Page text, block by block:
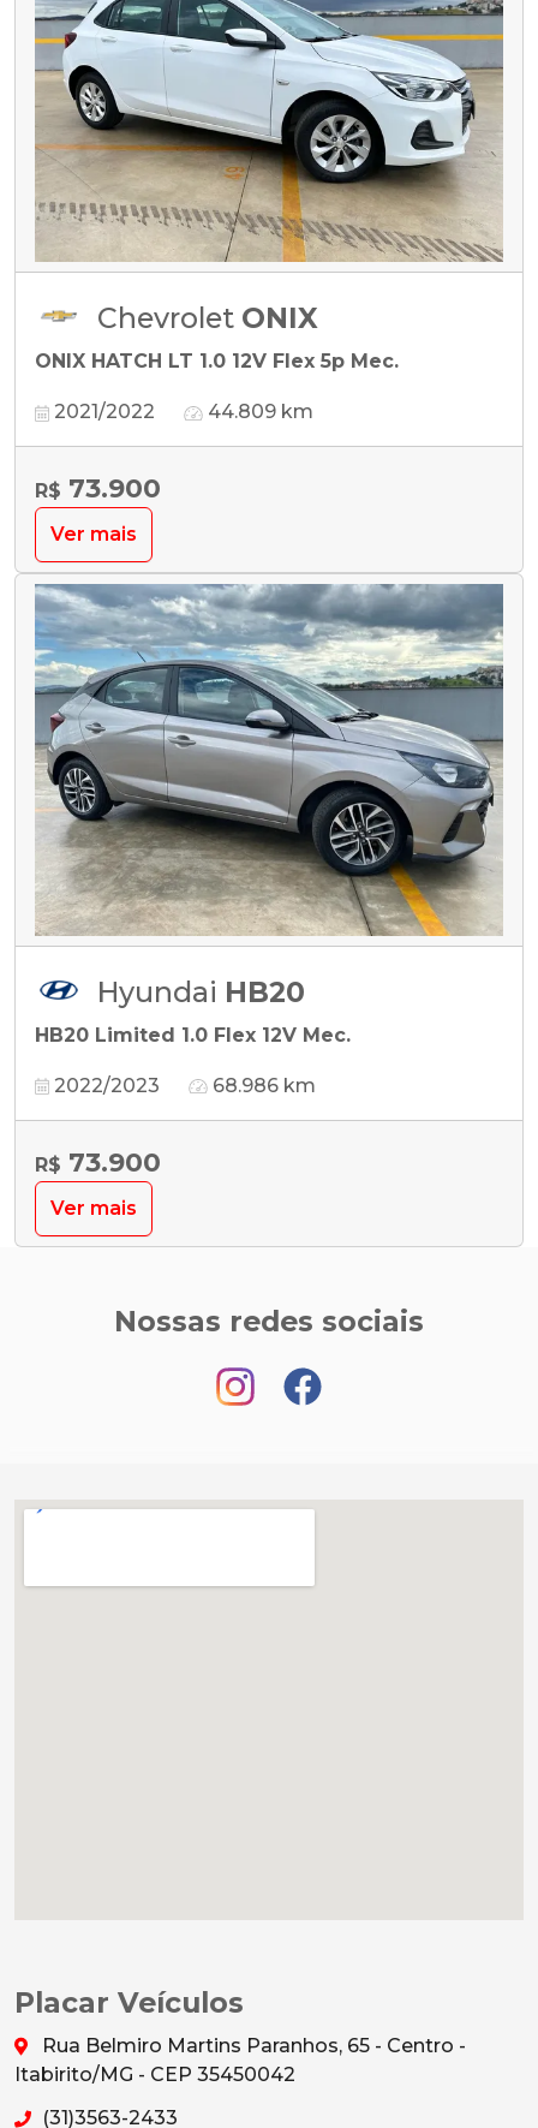
Chevrolet ONIX
ONIX HATCH LT 1.0 12V Flex 5p Mec.
2021/2022 44.809 km
R$ 73.900
Ver mais
Hyundai HB20
HB20 Limited 1.0 Flex 12V Mec.
2022/2023 68.986 km
R$ 73.900
Ver mais
Nossas redes sociais
Placar Veículos
Rua Belmiro Martins Paranhos, 65 - Centro -
Itabirito/MG - CEP 35450042
(31)3563-2433